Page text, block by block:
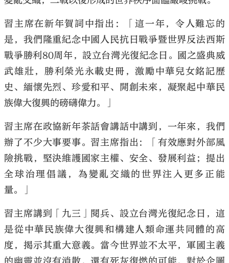
習主席在新年賀詞中指出：「這一年，令人難忘的
是，我們隆重紀念中國人民抗日戰爭暨世界反法西斯
戰爭勝利80周年，設立台灣光復紀念日。國之盛典威
武雄壯，勝利榮光永載史冊，激勵中華兒女銘記歷
史、緬懷先烈、珍愛和平、開創未來，凝聚起中華民
族偉大復興的磅礴偉力。」
習主席在政協新年茶話會講話中講到，一年來，我們
辦了不少大事要事。習主席指出：「有效應對外部風
險挑戰，堅決維護國家主權、安全、發展利益；提出
全球治理倡議，為變亂交織的世界注入更多正能
量。」
習主席講到「九三」閱兵、設立台灣光復紀念日，這
是從中華民族偉大復興和構建人類命運共同體的高
度，揭示其重大意義。當今世界並不太平，軍國主義